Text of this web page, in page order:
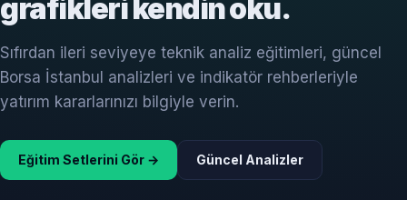
grafikleri kendin oku.
Sıfırdan ileri seviyeye teknik analiz eğitimleri, güncel
Borsa İstanbul analizleri ve indikatör rehberleriyle
yatırım kararlarınızı bilgiyle verin.
Eğitim Setlerini Gör → Güncel Analizler